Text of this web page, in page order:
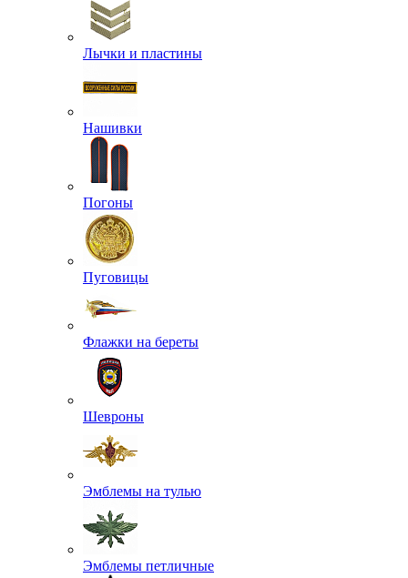
Лычки и пластины
Нашивки
Погоны
Пуговицы
Флажки на береты
Шевроны
Эмблемы на тулью
Эмблемы петличные